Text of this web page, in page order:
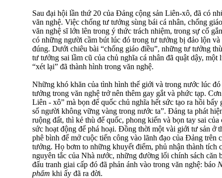
Sau đại hội lần thứ 20 của Đảng cộng sản Liên-xô, đã có
văn nghệ. Việc chống tư tưởng sùng bái cá nhân, chống
văn nghệ sĩ lớn lên trong ý thức trách nhiệm, trong sự cố
có những người cầm bút lúc đó trong tư tưởng bị đảo lộn
đúng. Dưới chiêu bài “chống giáo điều”, những tư tưởng
tư tưởng sai lầm cũ của chủ nghĩa cá nhân đã quật dậy,
“xét lại” đã thành hình trong văn nghệ.
Những khó khăn của tình hình thế giới và trong nước lúc
tưởng trong văn nghệ trở nên thêm gay gắt và phức tạp.
Liên - xô” mà bọn đế quốc chủ nghĩa hết sức tạo ra hồi bấy
số người không vững vàng trong nước ta”. Đảng ta phát
ruộng đất, thì kẻ thù đế quốc, phong kiến và bọn tay sai
sức hoạt động để phá hoại. Đồng thời một vài giới tư sản ở
phê bình để mở cuộc tiến công vào lãnh đạo của Đảng
tưởng. Họ bơm to những khuyết điểm, phủ nhận thành tích
nguyên tắc của Nhà nước, những đường lối chính sách căn
đấu tranh giai cấp đó đã phản ánh vào trong văn nghệ: báo
phẩm khi ấy đã ra đời.